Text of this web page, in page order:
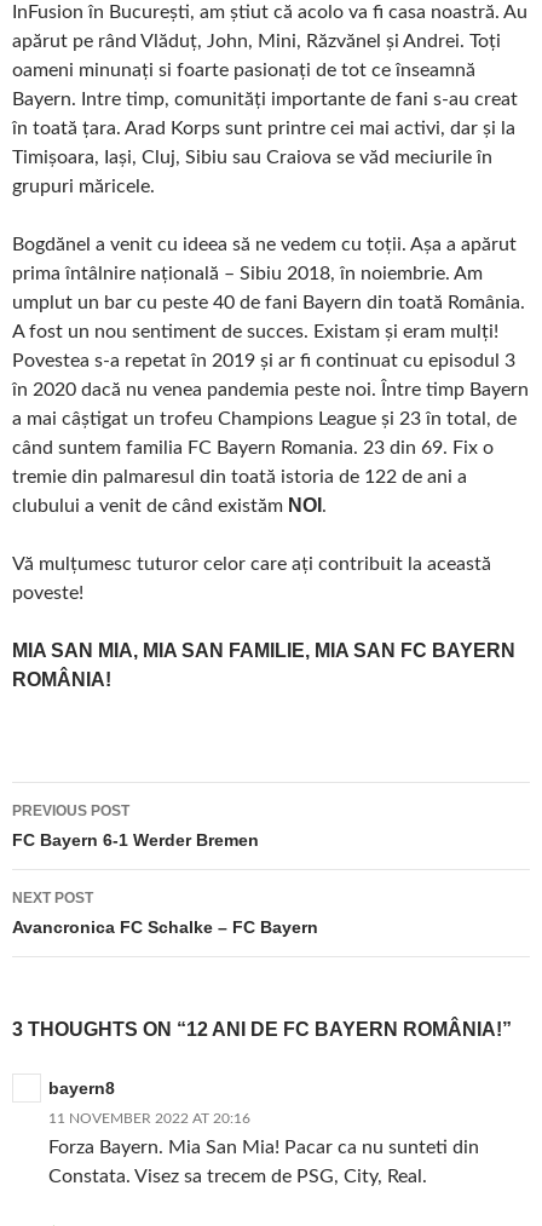
InFusion în București, am știut că acolo va fi casa noastră. Au
apărut pe rând Vlăduț, John, Mini, Răzvănel și Andrei. Toți
oameni minunați si foarte pasionați de tot ce înseamnă
Bayern. Intre timp, comunități importante de fani s-au creat
în toată țara. Arad Korps sunt printre cei mai activi, dar și la
Timișoara, Iași, Cluj, Sibiu sau Craiova se văd meciurile în
grupuri măricele.
Bogdănel a venit cu ideea să ne vedem cu toții. Așa a apărut
prima întâlnire națională – Sibiu 2018, în noiembrie. Am
umplut un bar cu peste 40 de fani Bayern din toată România.
A fost un nou sentiment de succes. Existam și eram mulți!
Povestea s-a repetat în 2019 și ar fi continuat cu episodul 3
în 2020 dacă nu venea pandemia peste noi. Între timp Bayern
a mai câștigat un trofeu Champions League și 23 în total, de
când suntem familia FC Bayern Romania. 23 din 69. Fix o
tremie din palmaresul din toată istoria de 122 de ani a
clubului a venit de când existăm NOI .
Vă mulțumesc tuturor celor care ați contribuit la această
poveste!
MIA SAN MIA, MIA SAN FAMILIE, MIA SAN FC BAYERN
ROMÂNIA!
Post
navigation
PREVIOUS POST
FC Bayern 6-1 Werder Bremen
NEXT POST
Avancronica FC Schalke – FC Bayern
3 THOUGHTS ON “12 ANI DE FC BAYERN ROMÂNIA!”
bayern8
11 NOVEMBER 2022 AT 20:16
Forza Bayern. Mia San Mia! Pacar ca nu sunteti din
Constata. Visez sa trecem de PSG, City, Real.